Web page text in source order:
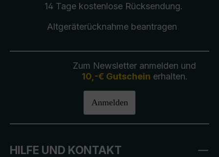
14 Tage kostenlose Rücksendung.
Altgeräterücknahmebeantragen
Zum Newsletter anmelden und
10,-€ Gutschein erhalten.
Anmelden
HILFE UND KONTAKT